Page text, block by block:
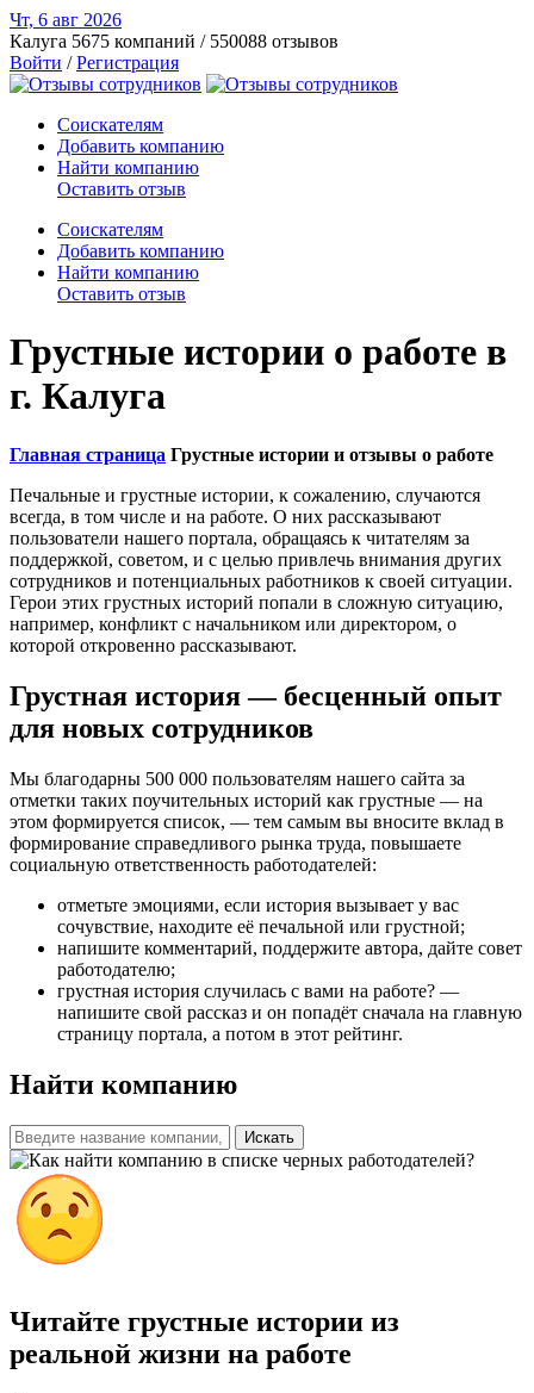
Чт, 6 авг 2026
Калуга 5675 компаний / 550088 отзывов
Войти /Регистрация
Соискателям
Добавить компанию
Найти компанию
Оставить отзыв
Соискателям
Добавить компанию
Найти компанию
Оставить отзыв
Грустные истории о работе в
г. Калуга
Главная страница Грустные истории и отзывы о работе
Печальные и грустные истории, к сожалению, случаются
всегда, в том числе и на работе. О них рассказывают
пользователи нашего портала, обращаясь к читателям за
поддержкой, советом, и с целью привлечь внимания других
сотрудников и потенциальных работников к своей ситуации.
Герои этих грустных историй попали в сложную ситуацию,
например, конфликт с начальником или директором, о
которой откровенно рассказывают.
Грустная история — бесценный опыт
для новых сотрудников
Мы благодарны 500 000 пользователям нашего сайта за
отметки таких поучительных историй как грустные — на
этом формируется список, — тем самым вы вносите вклад в
формирование справедливого рынка труда, повышаете
социальную ответственность работодателей:
отметьте эмоциями, если история вызывает у вас
сочувствие, находите её печальной или грустной;
напишите комментарий, поддержите автора, дайте совет
работодателю;
грустная история случилась с вами на работе? —
напишите свой рассказ и он попадёт сначала на главную
страницу портала, а потом в этот рейтинг.
Найти компанию
Искать
Читайте грустные истории из
реальной жизни на работе